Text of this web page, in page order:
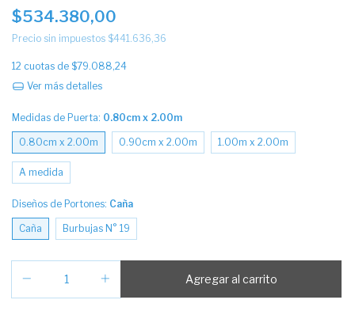
$534.380,00
Precio sin impuestos $441.636,36
12 cuotas de $79.088,24
Ver más detalles
Medidas de Puerta: 0.80cm x 2.00m
0.80cm x 2.00m 0.90cm x 2.00m 1.00m x 2.00m
A medida
Diseños de Portones: Caña
Caña Burbujas N° 19